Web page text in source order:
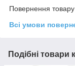
Повернення
Всі умови
Подібні товари